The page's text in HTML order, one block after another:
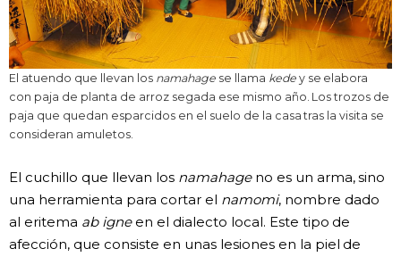
El atuendo que llevan los namahagese llama kedey se elabora
con paja de planta de arroz segada ese mismo año. Los trozos de
paja que quedan esparcidos en el suelo de la casa tras la visita se
consideran amuletos.
El cuchillo que llevan los namahageno es un arma, sino
una herramienta para cortar el namomi, nombre dado
al eritema ab igneen el dialecto local. Este tipo de
afección, que consiste en unas lesiones en la piel de